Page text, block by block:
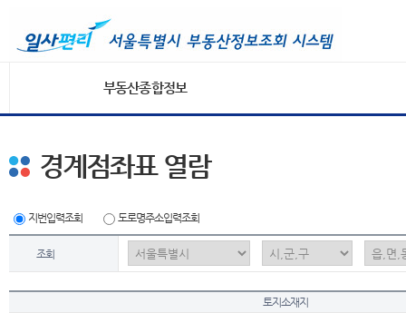
부동산종합정보
경계점좌표 열람
지번입력조회 도로명주소입력조회
조회
토지소재지